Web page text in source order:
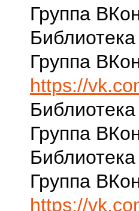
Группа
Группа
https://
Группа
Группа
https://